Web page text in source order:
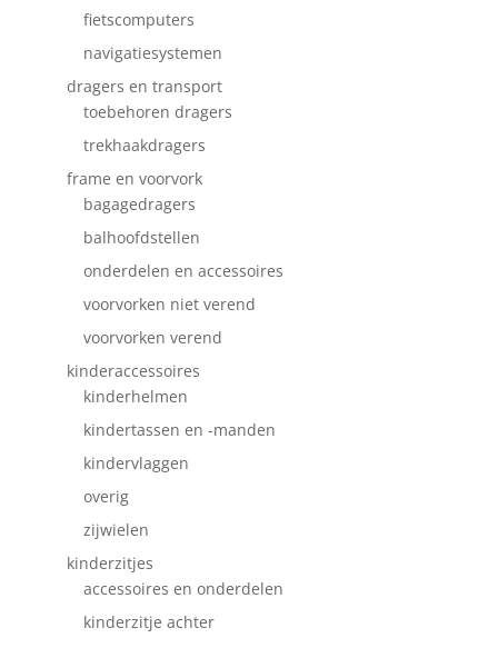
fietscomputers
navigatiesystemen
dragers en transport
toebehoren dragers
trekhaakdragers
frame en voorvork
bagagedragers
balhoofdstellen
onderdelen en accessoires
voorvorken niet verend
voorvorken verend
kinderaccessoires
kinderhelmen
kindertassen en -manden
kindervlaggen
overig
zijwielen
kinderzitjes
accessoires en onderdelen
kinderzitje achter